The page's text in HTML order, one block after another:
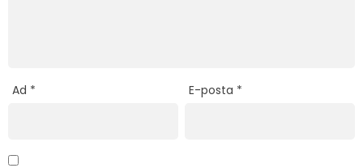
Ad * E-posta *